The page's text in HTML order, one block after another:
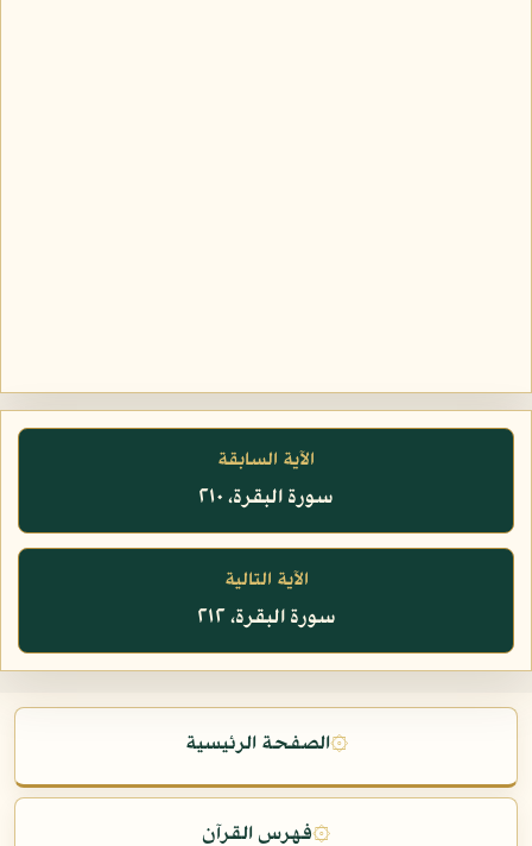
الآية السابقة
سورة البقرة، ٢١٠
الآية التالية
سورة البقرة، ٢١٢
۞الصفحة الرئيسية
۞فهرس القرآن